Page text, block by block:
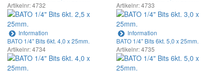
Artikelnr: 4732
Information
Artikelnr: 4733
Information
BATO 1/4" Bits 6kt. 4,0 x 25mm.
Artikelnr: 4734
BATO 1/4" Bits 6kt. 5,0 x 25mm.
Artikelnr: 4735